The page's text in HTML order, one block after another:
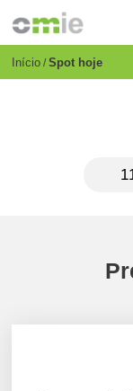
para
conteúdo
Breadcrumb
Início Spot hoje